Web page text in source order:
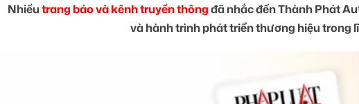
Nhiềutrang báo và kênh truyền thôngđã nhắc đến Thành Phát
và hành trình phát triển thương hiệu trong